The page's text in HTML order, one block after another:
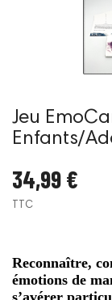
Jeu
Enfants/
34,99 €
TTC
Reconnaître,
émotions de
s’avérer